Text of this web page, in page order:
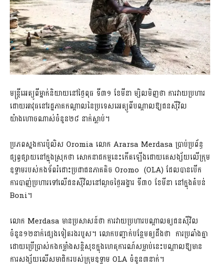
មន្ត្រី​អេ​ត្យូ​ពី​ម្នាក់​និយាយ​នៅ​ថ្ងៃ​ពុធ ទី៣១ ខែមីនា ម្សិលមិញ​ថា ការវាយប្រហារ​
ដោយ​អាវុធ​នៅ​រដ្ឋ​ភាគ​កណ្តាល​នៃ​ប្រទេស​អេ​ត្យូ​ពី​បណ្តាលឱ្យ​ជន​ស៊ីវិល​
យ៉ាងហោចណាស់​ចំនួន២៨ នាក់​ស្លាប់។
ប្រភព​ស្នងការ​ប៉ូលិស Oromia លោក Ararsa Merdasa ប្រាប់​ប្រព័ន្ធ​
ផ្សព្វផ្សាយ​នៅក្នុង​ស្រុក​ថា សោកនាដកម្ម​នេះ​កើតឡើង​ដោយ​គេ​សង្ស័យ​លើ​ក្រុម​
ឧទ្ទាម​របស់​កងទ័ព​រំ​ដោះ​ប្រជាជន​ភាគតិច Oromo (OLA) ដែល​បាន​បើក​
ការបាញ់ប្រហារ​ទៅលើ​ជន​ស៊ីវិល​នៅ​ល្ងាច​ថ្ងៃ​អង្គារ ទី៣០ ខែមីនា នៅក្នុង​តំបន់
Boni។
លោក Merdasa មានប្រសាសន៍ថា ការវាយប្រហារ​បណ្តាល​ឲ្យ​ជន​ស៊ីវិល​
ចំនួន១២នាក់​ផ្សេងទៀត​រងរបួស។ លោក​បញ្ជាក់បន្ថែម​ឲ្យ​ដឹងថា ការប្រឆាំង​គ្នា​
ដោយ​ប្រើប្រាស់​កងកម្លាំង​សន្តិសុខ​ក្នុង​ហេតុការណ៍​សម្លាប់​នេះ​បណ្តាលឱ្យមាន​
ការសង្ស័យ​លើ​សមាជិក​របស់​ក្រុម​ឧទ្ទាម OLA ចំនួន៣នាក់។